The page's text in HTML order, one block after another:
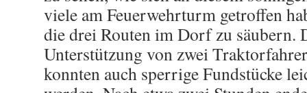
viele am Feuerwehrturm getroffen
die drei Routen im Dorf zu säubern.
Unterstützung von zwei
konnten auch sperrige Fundstücke